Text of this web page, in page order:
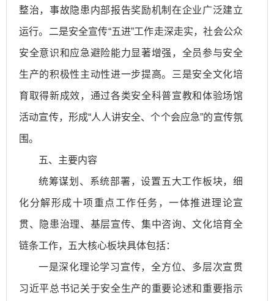
整治，事故隐患内部报告奖励机制在企业广泛建立
运行。二是安全宣传“五进”工作走深走实，社会公众
安全意识和应急避险能力显著增强，全员参与安全
生产的积极性主动性进一步提高。三是安全文化培
育取得新成效，通过各类安全科普宣教和体验场馆
活动宣传，形成“人人讲安全、个个会应急”的宣传氛
围。
五、主要内容
统筹谋划、系统部署，设置五大工作板块，细
化分解形成十项重点工作任务，一体推进理论宣
贯、隐患治理、基层宣传、集中咨询、文化培育全
链条工作，五大核心板块具体包括：
一是深化理论学习宣传，全方位、多层次宣贯
习近平总书记关于安全生产的重要论述和重要指示